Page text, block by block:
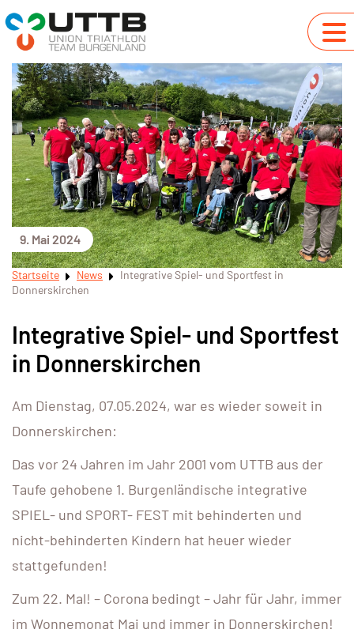
9. Mai 2024
Startseite News
Integrative Spiel- und Sportfest in
Donnerskirchen
Integrative Spiel- und Sportfest
in Donnerskirchen
Am Dienstag, 07.05.2024, war es wieder soweit in
Donnerskirchen:
Das vor 24 Jahren im Jahr 2001 vom UTTB aus der
Taufe gehobene 1. Burgenländische integrative
SPIEL- und SPORT- FEST mit behinderten und
nicht-behinderten Kindern hat heuer wieder
stattgefunden!
Zum 22. Mal! – Corona bedingt – Jahr für Jahr, immer
im Wonnemonat Mai und immer in Donnerskirchen!